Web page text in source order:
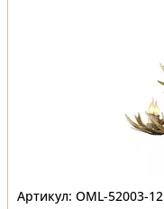
OML-52003-12